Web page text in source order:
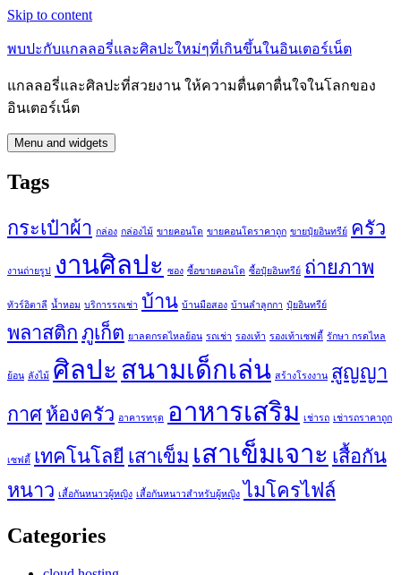
Skip to content
พบปะกับแกลลอรี่และศิลปะใหม่ๆที่เกินขึ้นในอินเตอร์เน็ต
แกลลอรี่และศิลปะที่สวยงาน ให้ความตื่นตาตื่นใจในโลกของ
อินเตอร์เน็ต
Menu and widgets
Tags
กระเป๋าผ้า กล่อง กล่องไม้ ขายคอนโด ขายคอนโดราคาถูก ขายปุ๋ยอินทรีย์ ครัว
งานถ่ายรูป งานศิลปะ ซอง ซื้อขายคอนโด ซื้อปุ๋ยอินทรีย์ ถ่ายภาพ
ทัวร์อิตาลี น้ำหอม บริการรถเช่า บ้าน บ้านมือสอง บ้านลำลูกกา ปุ๋ยอินทรีย์
พลาสติก ภูเก็ต ยาลดกรดไหลย้อน รถเช่า รองเท้า รองเท้าเซฟตี้ รักษา กรดไหล
ย้อน ลังไม้ ศิลปะ สนามเด็กเล่น สร้างโรงงาน สูญญา
กาศ ห้องครัว อาคารทรุด อาหารเสริม เช่ารถ เช่ารถราคาถูก
เซฟตี้ เทคโนโลยี เสาเข็ม เสาเข็มเจาะ เสื้อกัน
หนาว เสื้อกันหนาวผู้หญิง เสื้อกันหนาวสำหรับผู้หญิง ไมโครไฟล์
Categories